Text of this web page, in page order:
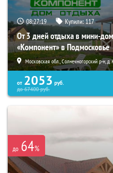
08:27:18 Купили: 117
От 3 дней отдыха в мини-
«Компонент» в Подмосковье
Московская обл., Солнечногорский р-н, д.
от 2053 руб.
до67400руб.
до 64%